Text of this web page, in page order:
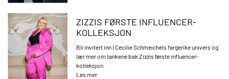
ZIZZIS FØRSTE INFLUENCER-
KOLLEKSJON
Bli invitert inn i Cecilie Schmeichels fargerike univers og
lær mer om tankene bak Zizzis første influencer-
kolleksjon.
Les mer